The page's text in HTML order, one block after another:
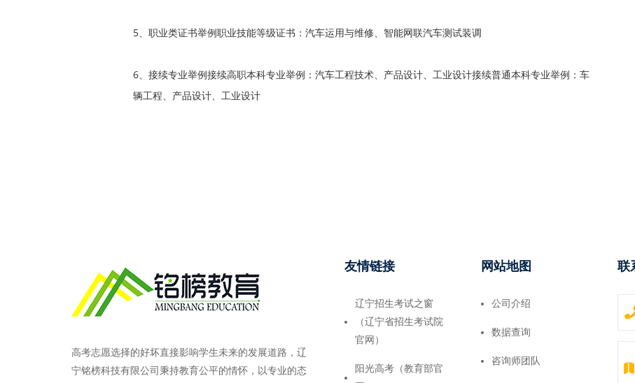
5、职业类证书举例职业技能等级证书：汽车运用与维修、智能网联汽车测试装调
6、接续专业举例接续高职本科专业举例：汽车工程技术、产品设计、工业设计接续普通本科专业举例：车
辆工程、产品设计、工业设计
高考志愿选择的好坏直接影响学生未来的发展道路，辽
宁铭榜科技有限公司秉持教育公平的情怀，以专业的态
友情链接
辽宁招生考试之窗
（辽宁省招生考试院
官网）
阳光高考（教育部官
网站地图
公司介绍
数据查询
咨询师团队
联